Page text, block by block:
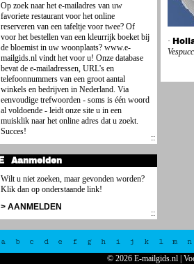
Op zoek naar het e-mailadres van uw
favoriete restaurant voor het online
reserveren van een tafeltje voor twee? Of
voor het bestellen van een kleurrijk boeket bij
de bloemist in uw woonplaats? www.e-
mailgids.nl vindt het voor u! Onze database
bevat de e-mailadressen, URL's en
telefoonnummers van een groot aantal
winkels en bedrijven in Nederland. Via
eenvoudige trefwoorden - soms is één woord
al voldoende - leidt onze site u in een
muisklik naar het online adres dat u zoekt.
Succes!
Aanmelden
Wilt u niet zoeken, maar gevonden worden?
Klik dan op onderstaande link!
> AANMELDEN
·
a b c d e f g h i j k l m n
© 2026 E-mailgids.nl